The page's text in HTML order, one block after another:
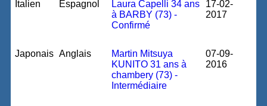
Italien Espagnol
Laura Capelli 34 ans
à BARBY (73) -
Confirmé
17-02-
2017
Japonais Anglais
Martin Mitsuya
KUNITO 31 ans à
chambery (73) -
Intermédiaire
07-09-
2016